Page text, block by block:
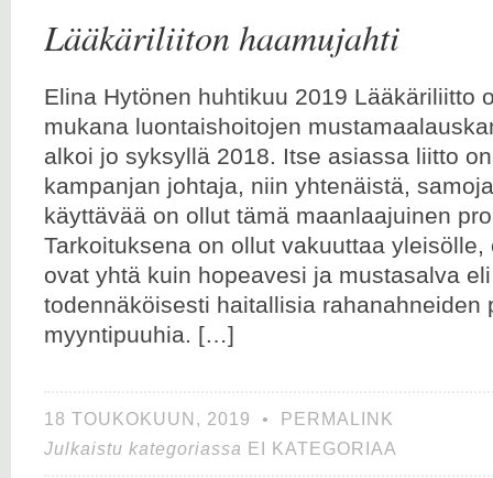
Lääkäriliiton haamujahti
Elina Hytönen huhtikuu 2019 Lääkäriliitto
mukana luontaishoitojen
alkoi jo syksyllä 2018. Itse asiassa liitto
kampanjan johtaja, niin yhtenäistä,
käyttävää on ollut tämä maanlaajuinen
Tarkoituksena on ollut vakuuttaa
ovat yhtä kuin hopeavesi ja mustasalva
todennäköisesti haitallisia rahanahneiden
myyntipuuhia. […]
18 TOUKOKUUN, 2019 •
PERMALINK
Julkaistu kategoriassa EI KATEGORIAA